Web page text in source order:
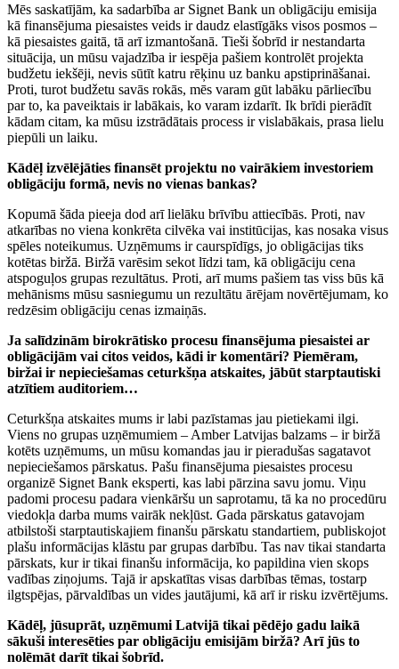
Mēs saskatījām, ka sadarbība ar Signet Bank un obligāciju emisija
kā finansējuma piesaistes veids ir daudz elastīgāks visos posmos –
kā piesaistes gaitā, tā arī izmantošanā. Tieši šobrīd ir nestandarta
situācija, un mūsu vajadzība ir iespēja pašiem kontrolēt projekta
budžetu iekšēji, nevis sūtīt katru rēķinu uz banku apstiprināšanai.
Proti, turot budžetu savās rokās, mēs varam gūt labāku pārliecību
par to, ka paveiktais ir labākais, ko varam izdarīt. Ik brīdi pierādīt
kādam citam, ka mūsu izstrādātais process ir vislabākais, prasa lielu
piepūli un laiku.
Kādēļ izvēlējāties finansēt projektu no vairākiem investoriem
obligāciju formā, nevis no vienas bankas?
Kopumā šāda pieeja dod arī lielāku brīvību attiecībās. Proti, nav
atkarības no viena konkrēta cilvēka vai institūcijas, kas nosaka visus
spēles noteikumus. Uzņēmums ir caurspīdīgs, jo obligācijas tiks
kotētas biržā. Biržā varēsim sekot līdzi tam, kā obligāciju cena
atspoguļos grupas rezultātus. Proti, arī mums pašiem tas viss būs kā
mehānisms mūsu sasniegumu un rezultātu ārējam novērtējumam, ko
redzēsim obligāciju cenas izmaiņās.
Ja salīdzinām birokrātisko procesu finansējuma piesaistei ar
obligācijām vai citos veidos, kādi ir komentāri? Piemēram,
biržai ir nepieciešamas ceturkšņa atskaites, jābūt starptautiski
atzītiem auditoriem…
Ceturkšņa atskaites mums ir labi pazīstamas jau pietiekami ilgi.
Viens no grupas uzņēmumiem – Amber Latvijas balzams – ir biržā
kotēts uzņēmums, un mūsu komandas jau ir pieradušas sagatavot
nepieciešamos pārskatus. Pašu finansējuma piesaistes procesu
organizē Signet Bank eksperti, kas labi pārzina savu jomu. Viņu
padomi procesu padara vienkāršu un saprotamu, tā ka no procedūru
viedokļa darba mums vairāk nekļūst. Gada pārskatus gatavojam
atbilstoši starptautiskajiem finanšu pārskatu standartiem, publiskojot
plašu informācijas klāstu par grupas darbību. Tas nav tikai standarta
pārskats, kur ir tikai finanšu informācija, ko papildina vien skops
vadības ziņojums. Tajā ir apskatītas visas darbības tēmas, tostarp
ilgtspējas, pārvaldības un vides jautājumi, kā arī ir risku izvērtējums.
Kādēļ, jūsuprāt, uzņēmumi Latvijā tikai pēdējo gadu laikā
sākuši interesēties par obligāciju emisijām biržā? Arī jūs to
nolēmāt darīt tikai šobrīd.